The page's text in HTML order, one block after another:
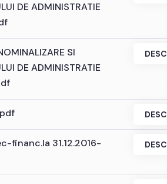
DE ADMINISTRATIE
SI
DE ADMINISTRATIE
financ.la 31.12.2016-